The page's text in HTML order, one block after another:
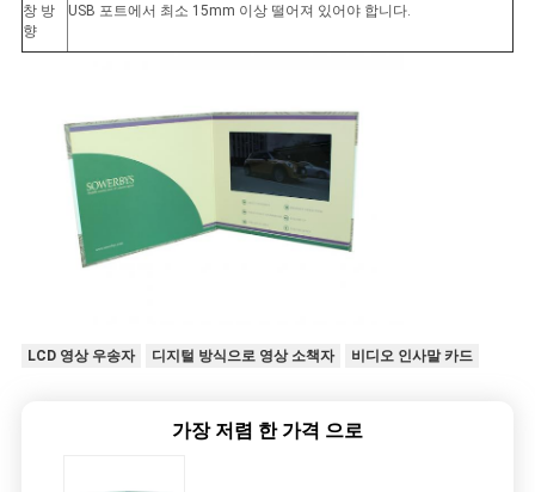
창 방
향
USB 포트에서 최소 15mm 이상 떨어져 있어야 합니다.
LCD 영상 우송자 디지털 방식으로 영상 소책자 비디오 인사말 카드
가장 저렴 한 가격 으로